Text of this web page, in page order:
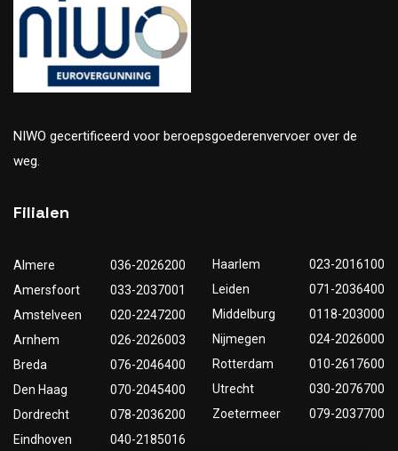
NIWO gecertificeerd voor beroepsgoederenvervoer over de
weg.
Filialen
Almere
036-2026200
Amersfoort
033-2037001
Amstelveen
020-2247200
Arnhem
026-2026003
Breda
076-2046400
Den Haag
070-2045400
Dordrecht
078-2036200
Eindhoven
040-2185016
Haarlem
023-2016100
Leiden
071-2036400
Middelburg
0118-203000
Nijmegen
024-2026000
Rotterdam
010-2617600
Utrecht
030-2076700
Zoetermeer
079-2037700